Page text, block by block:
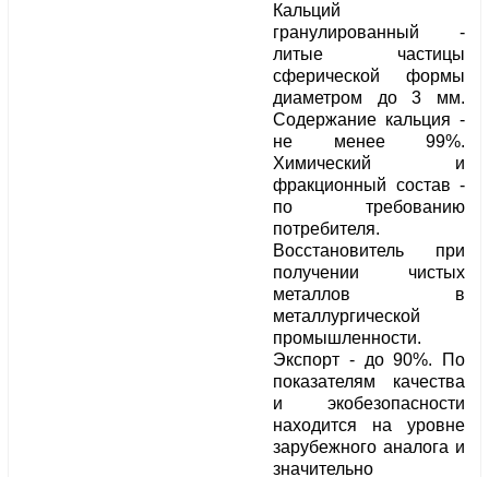
Кальций
гранулированный -
литые частицы
сферической формы
диаметром до 3 мм.
Содержание кальция -
не менее 99%.
Химический и
фракционный состав -
по требованию
потребителя.
Восстановитель при
получении чистых
металлов в
металлургической
промышленности.
Экспорт - до 90%. По
показателям качества
и экобезопасности
находится на уровне
зарубежного аналога и
значительно